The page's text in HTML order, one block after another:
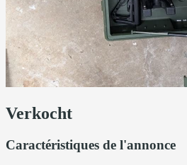
Verkocht
Caractéristiques de l'annonce